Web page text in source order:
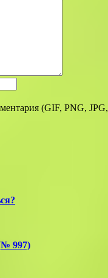
(GIF, PNG, JPG,
997)